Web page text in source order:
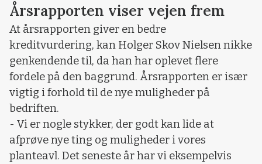
Årsrapporten viser vejen frem
At årsrapporten giver en bedre
kreditvurdering, kan Holger Skov Nielsen nikke
genkendende til, da han har oplevet flere
fordele på den baggrund. Årsrapporten er især
vigtig i forhold til de nye muligheder på
bedriften.
- Vi er nogle stykker, der godt kan lide at
afprøve nye ting og muligheder i vores
planteavl. Det seneste år har vi eksempelvis